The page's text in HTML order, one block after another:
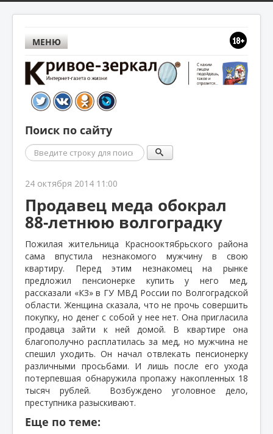
МЕНЮ
Поиск по сайту
Поиск
24 октября 2014 11:00
Продавец меда обокрал
88-летнюю волгоградку
Пожилая жительница Краснооктябрьского района
сама впустила незнакомого мужчину в свою
квартиру. Перед этим незнакомец на рынке
предложил пенсионерке купить у него мед,
рассказали «КЗ» в ГУ МВД России по Волгоградской
области. Женщина сказала, что не прочь совершить
покупку, но денег с собой у нее нет. Она пригласила
продавца зайти к ней домой. В квартире она
благополучно расплатилась за мед, но мужчина не
спешил уходить. Он начал отвлекать пенсионерку
различными просьбами. И лишь после его ухода
потерпевшая обнаружила пропажу накопленных 18
тысяч рублей.
Возбуждено уголовное дело,
преступника разыскивают.
Еще по теме: